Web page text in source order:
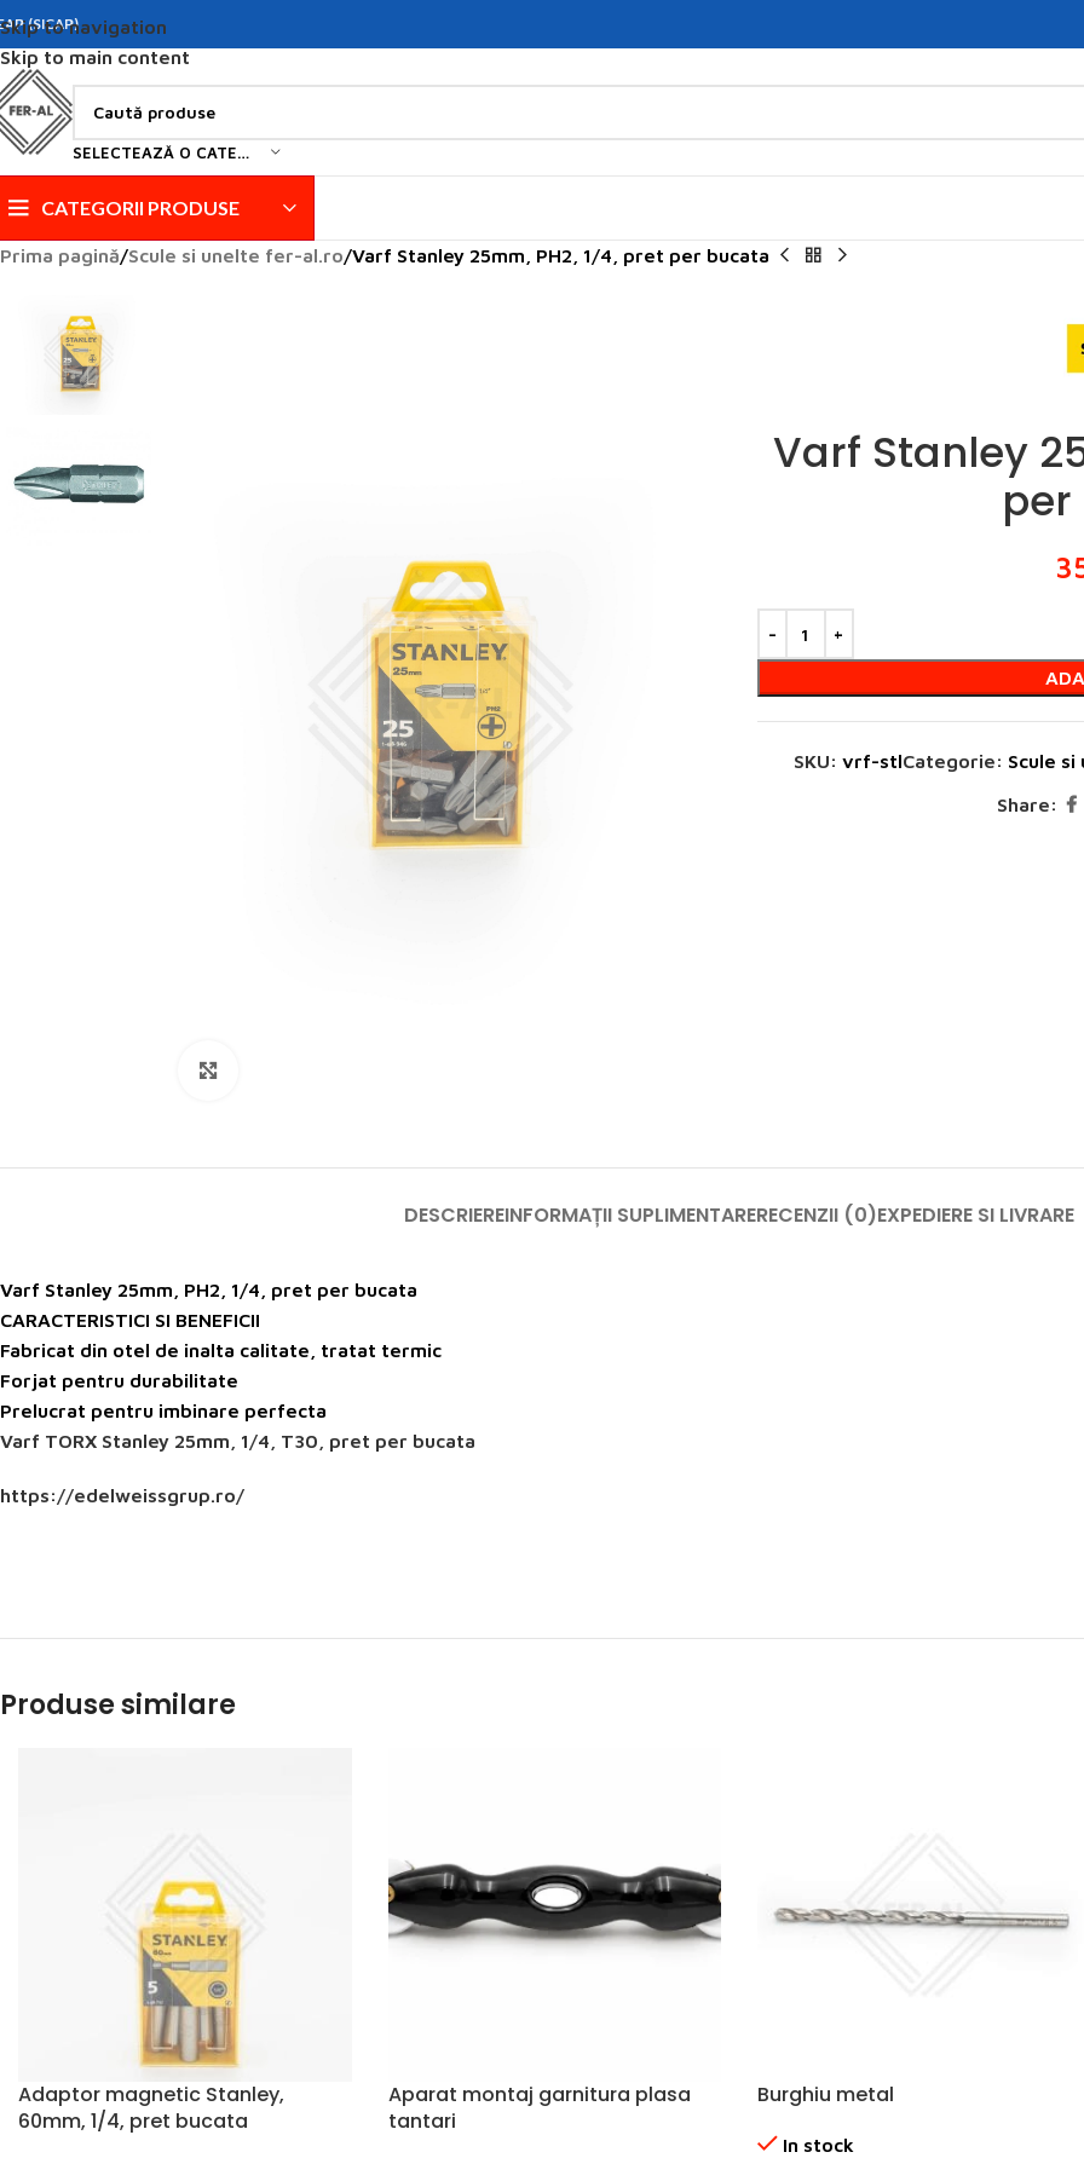
Skip to navigation
Skip to main content
(SICAP)
SELECTEAZĂ O CATEGORIE
CATEGORII PRODUSE
Prima pagină Scule si unelte fer-al.ro Varf Stanley 25mm, PH2, 1/4, pret per bucata
Varf Stanley
SKU: vrf-stlCategorie: Scule
Share:
DESCRIEREINFORMAȚII SUPLIMENTARERECENZII (0)EXPEDIERE SI LIVRARE
Varf Stanley 25mm, PH2, 1/4, pret per bucata
CARACTERISTICI SI BENEFICII
Fabricat din otel de inalta calitate, tratat termic
Forjat pentru durabilitate
Prelucrat pentru imbinare perfecta
Varf TORX Stanley 25mm, 1/4, T30, pret per bucata
https://edelweissgrup.ro/
Produse similare
Adaptor magnetic Stanley,
60mm, 1/4, pret bucata
Aparat montaj garnitura plasa
tantari
Burghiu metal
In stock